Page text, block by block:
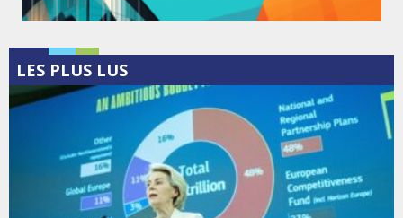
LES PLUS LUS